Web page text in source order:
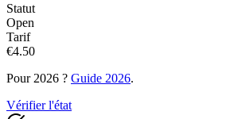
Statut
Open
Tarif
€4.50
Pour 2026 ? Guide 2026.
Vérifier l'état